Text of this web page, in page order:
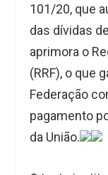
101/20, que
das dívidas
aprimora o
(RRF), o que
Federação
pagamento
da União.